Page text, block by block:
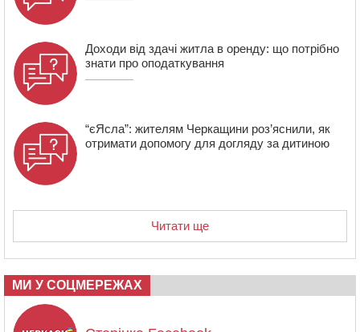
Доходи від здачі житла в оренду: що потрібно
знати про оподаткування
“єЯсла”: жителям Черкащини роз’яснили, як
отримати допомогу для догляду за дитиною
Читати ще
МИ У СОЦМЕРЕЖАХ